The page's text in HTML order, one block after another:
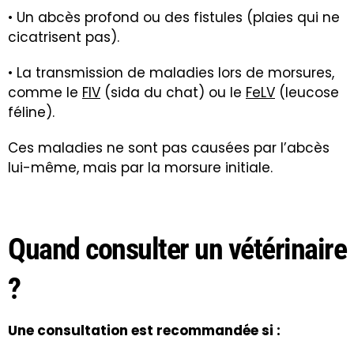
• Un abcès profond ou des fistules (plaies qui ne
cicatrisent pas).
• La transmission de maladies lors de morsures,
comme le FIV (sida du chat) ou le FeLV (leucose
féline).
Ces maladies ne sont pas causées par l’abcès
lui-même, mais par la morsure initiale.
Quand consulter un vétérinaire
?
Une consultation est recommandée si :